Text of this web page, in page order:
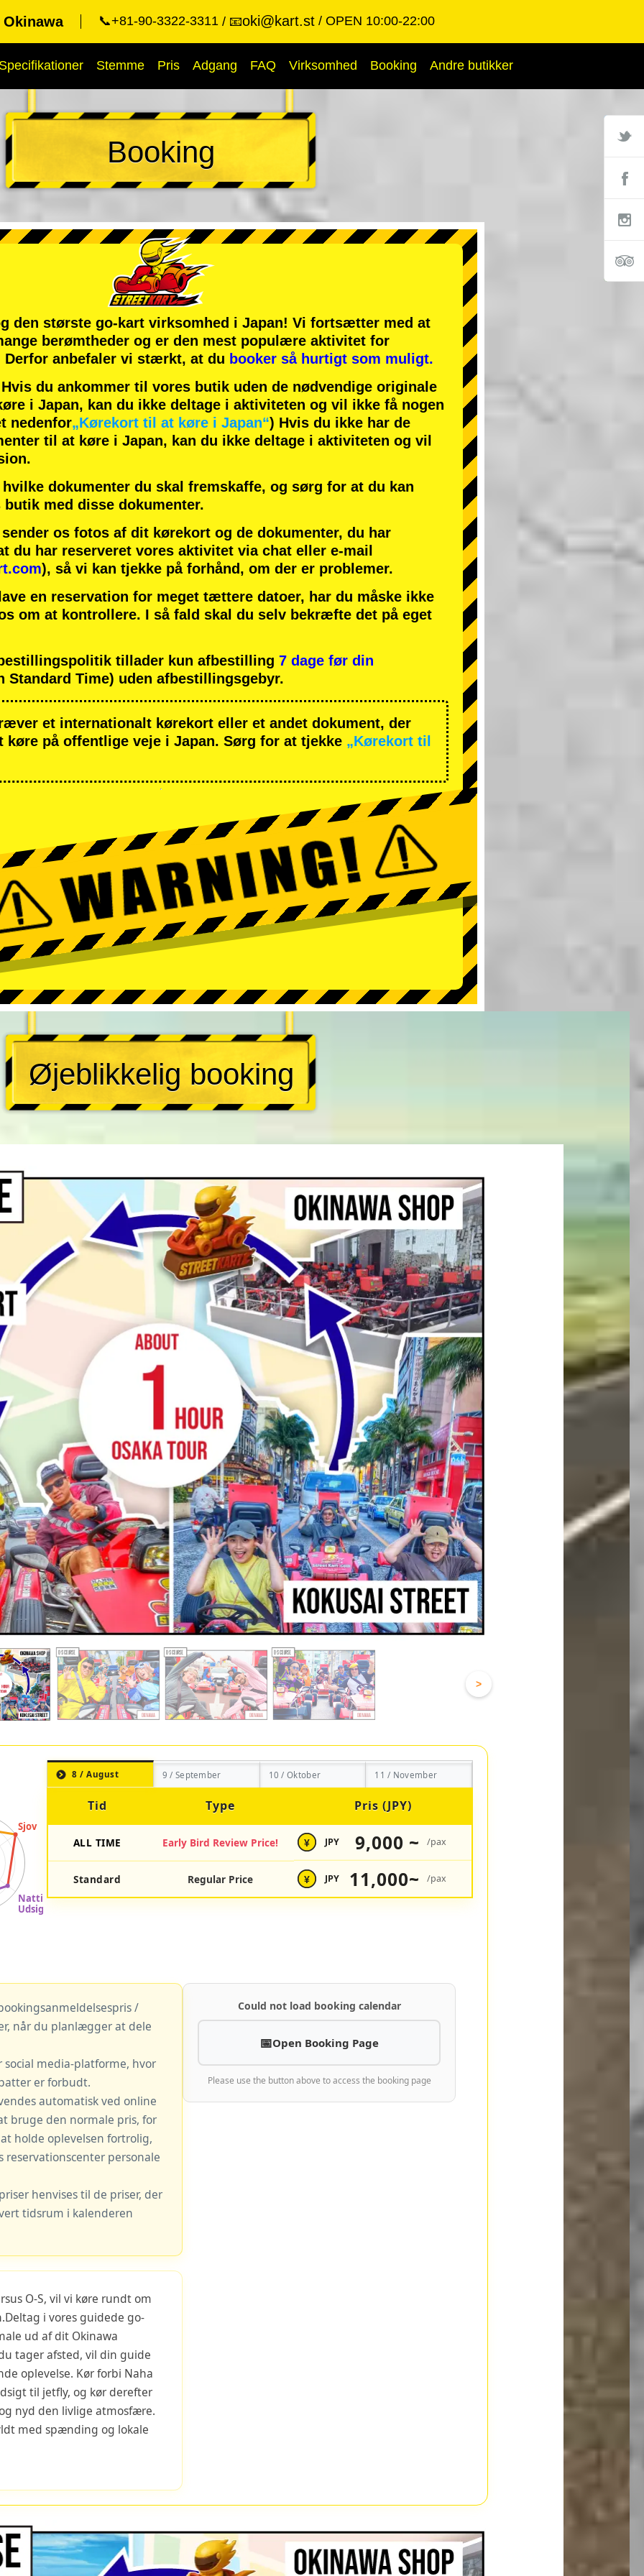
📞+81-90-3322-3311 📧oki@kart.st OPEN 10:00-22:00
Stemme Pris Adgang FAQ Virksomhed Booking Andre butikker
Booking
den største go-kart virksomhed i Japan! Vi fortsætter med at
berømtheder og er den mest populære aktivitet for
Derfor anbefaler vi stærkt, at du booker så hurtigt som muligt.
du ankommer til vores butik uden de nødvendige originale
i Japan, kan du ikke deltage i aktiviteten og vil ikke få nogen
nedenfor„Kørekort til at køre i Japan“) Hvis du ikke har de
til at køre i Japan, kan du ikke deltage i aktiviteten og vil
dokumenter du skal fremskaffe, og sørg for at du kan
med disse dokumenter.
os fotos af dit kørekort og de dokumenter, du har
du har reserveret vores aktivitet via chat eller e-mail
), så vi kan tjekke på forhånd, om der er problemer.
en reservation for meget tættere datoer, har du måske ikke
om at kontrollere. I så fald skal du selv bekræfte det på eget
tillader kun afbestilling 7 dage før din
Standard Time) uden afbestillingsgebyr.
et internationalt kørekort eller et andet dokument, der
på offentlige veje i Japan. Sørg for at tjekke „Kørekort til
Øjeblikkelig booking
>
8 / August 9 / September 10 / Oktober 11 / November
Tid Type Pris (JPY)
ALL TIME Early Bird Review Price! ¥ JPY 9,000 ~ /pax
Standard Regular Price ¥ JPY 11,000~ /pax
/
når du planlægger at dele
media-platforme, hvor
er forbudt.
automatisk ved online
bruge den normale pris, for
holde oplevelsen fortrolig,
reservationscenter personale
henvises til de priser, der
tidsrum i kalenderen
O-S, vil vi køre rundt om
i vores guidede go-
ud af dit Okinawa
tager afsted, vil din guide
oplevelse. Kør forbi Naha
til jetfly, og kør derefter
nyd den livlige atmosfære.
med spænding og lokale
Could not load booking calendar
Open Booking Page
Please use the button above to access the booking page